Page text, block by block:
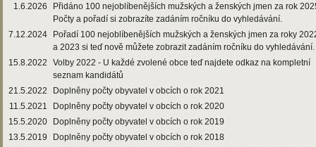
1.6.2026
Přidáno 100 nejoblíbenějších mužských a ženských jmen za rok
Počty a pořadí si zobrazíte zadáním ročníku do vyhledávání.
7.12.2024
Pořadí 100 nejoblíbenějších mužských a ženských jmen za roky
a 2023 si teď nově můžete zobrazit zadáním ročníku do vyhledávání.
15.8.2022
Volby 2022 - U každé zvolené obce teď najdete odkaz na kompletní
seznam kandidátů
21.5.2022
Doplněny počty obyvatel v obcích o rok 2021
11.5.2021
Doplněny počty obyvatel v obcích o rok 2020
15.5.2020
Doplněny počty obyvatel v obcích o rok 2019
13.5.2019
Doplněny počty obyvatel v obcích o rok 2018